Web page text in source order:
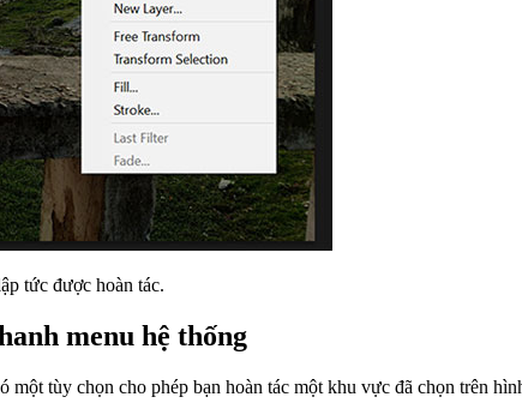
tức được hoàn tác.
menu hệ thống
tùy chọn cho phép bạn hoàn tác một khu vực đã chọn trên hình